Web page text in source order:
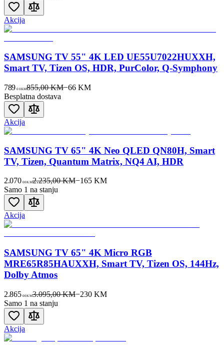
Akcija
SAMSUNG TV 55" 4K LED UE55U7022HUXXH,
Smart TV, Tizen OS, HDR, PurColor, Q-Symphony
789 00KM855,00 KM−66 KM
Besplatna dostava
Akcija
SAMSUNG TV 65" 4K Neo QLED QN80H, Smart
TV, Tizen, Quantum Matrix, NQ4 AI, HDR
2.070 00KM2.235,00 KM−165KM
Samo 1 na stanju
Akcija
SAMSUNG TV 65" 4K Micro RGB
MRE65R85HAUXXH, Smart TV, Tizen OS, 144Hz,
Dolby Atmos
2.865 00KM3.095,00 KM−230KM
Samo 1 na stanju
Akcija